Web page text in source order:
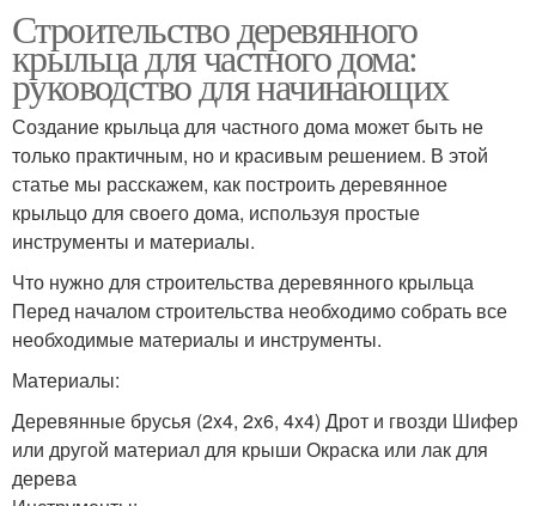
Строительство деревянного
крыльца для частного дома:
руководство для начинающих
Создание крыльца для частного дома может быть не
только практичным, но и красивым решением. В этой
статье мы расскажем, как построить деревянное
крыльцо для своего дома, используя простые
инструменты и материалы.
Что нужно для строительства деревянного крыльца
Перед началом строительства необходимо собрать все
необходимые материалы и инструменты.
Материалы:
Деревянные брусья (2x4, 2x6, 4x4) Дрот и гвозди Шифер
или другой материал для крыши Окраска или лак для
дерева